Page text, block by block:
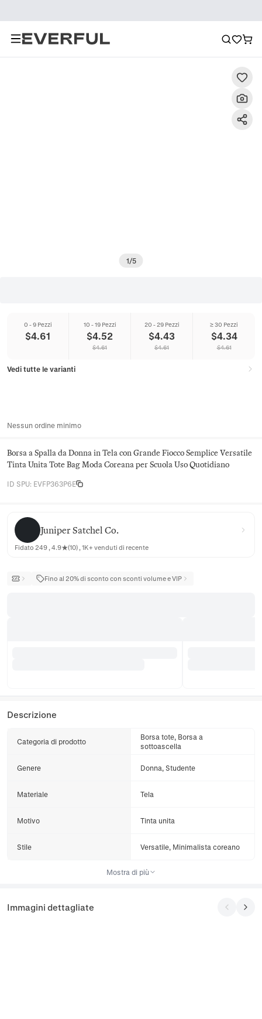
1/5
0 - 9 Pezzi
$4.61
10 - 19 Pezzi
$4.52
$4.61
20 - 29 Pezzi
$4.43
$4.61
≥ 30 Pezzi
$4.34
$4.61
Vedi tutte le varianti
Nessun ordine minimo
Borsa a Spalla da Donna in Tela con Grande Fiocco Semplice Versatile
Tinta Unita Tote Bag Moda Coreana per Scuola Uso Quotidiano
ID SPU: EVFP363P6E
Juniper Satchel Co.
Juniper Satchel Co.
Fidato 249 , 4.9★(10) , 1K+ venduti di recente
Fino al 20% di sconto con sconti volume e VIP
Descrizione
Categoria di prodotto
Borsa tote, Borsa a
sottoascella
Genere Donna, Studente
Materiale Tela
Motivo Tinta unita
Stile Versatile, Minimalista coreano
Mostra di più
Immagini dettagliate